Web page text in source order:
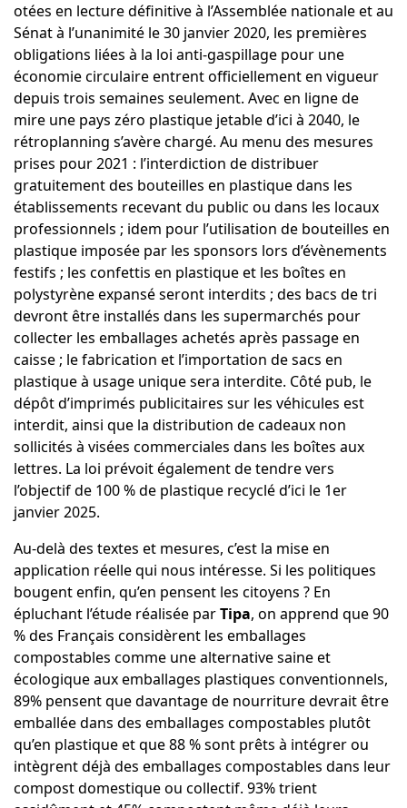
otées en lecture définitive à l’Assemblée nationale et au
Sénatà l’unanimité le 30 janvier 2020, les premières
obligations liées à la loi anti-gaspillage pour une
économie circulaire entrent officiellement en vigueur
depuis trois semaines seulement. Avec en ligne de
mire une pays zéro plastique jetable d’ici à 2040, le
rétroplanning s’avère chargé. Au menu des mesures
prises pour 2021 : l’interdiction de distribuer
gratuitement des bouteilles en plastique dans les
établissements recevant du public ou dans les locaux
professionnels ; idem pour l’utilisation de bouteilles en
plastique imposée par les sponsors lors d’évènements
festifs ; les confettis en plastique et les boîtes en
polystyrène expansé seront interdits ; des bacs de tri
devront être installés dans les supermarchés pour
collecter les emballages achetés après passage en
caisse ; le fabrication et l’importation de sacs en
plastique à usage unique sera interdite. Côté pub, le
dépôt d’imprimés publicitaires sur les véhicules est
interdit, ainsi que la distribution de cadeaux non
sollicités à visées commerciales dans les boîtes aux
lettres. La loi prévoit également de tendre vers
l’objectif de 100 % de plastique recyclé d’ici le 1er
janvier 2025.
Au-delà des textes et mesures, c’est la mise en
application réelle qui nous intéresse. Si les politiques
bougent enfin, qu’en pensent les citoyens ? En
épluchant l’étude réalisée parTipa, on apprend que 90
% des Français considèrent les emballages
compostables comme une alternative saine et
écologique aux emballages plastiques conventionnels,
89% pensent que davantage de nourriture devrait être
emballée dans des emballages compostables plutôt
qu’en plastique et que 88 % sont prêts à intégrer ou
intègrent déjà des emballages compostables dans leur
compost domestique ou collectif. 93% trient